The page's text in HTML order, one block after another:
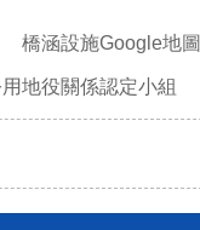
橋涵設施Google地圖
地役關係認定小組